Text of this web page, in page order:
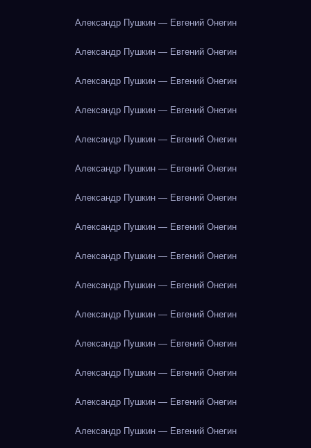
Александр Пушкин — Евгений Онегин
Александр Пушкин — Евгений Онегин
Александр Пушкин — Евгений Онегин
Александр Пушкин — Евгений Онегин
Александр Пушкин — Евгений Онегин
Александр Пушкин — Евгений Онегин
Александр Пушкин — Евгений Онегин
Александр Пушкин — Евгений Онегин
Александр Пушкин — Евгений Онегин
Александр Пушкин — Евгений Онегин
Александр Пушкин — Евгений Онегин
Александр Пушкин — Евгений Онегин
Александр Пушкин — Евгений Онегин
Александр Пушкин — Евгений Онегин
Александр Пушкин — Евгений Онегин